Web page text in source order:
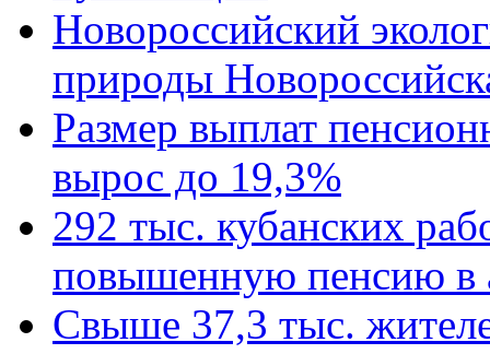
Новороссийский
природы
Размер выплат
вырос до 19,3%
292 тыс. кубанских
повышенную пенсию в
Свыше 37,3 тыс.